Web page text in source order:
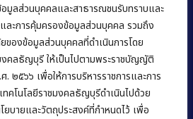
มูลส่วนบุคคลและสาธารณชนรับทราบและ
และการคุ้มครองข้อมูลส่วนบุคคล รวมถึง
ของข้อมูลส่วนบุคคลที่ดำเนินการโดย
งคลธัญบุรี ให้เป็นไปตามพระราชบัญญัติ
๒๕๖๖ เพื่อให้การบริหารราชการและการ
คโนโลยีราชมงคลธัญบุรีดำเนินไปด้วย
ยบายและวัตถุประสงค์ที่กำหนดไว้ เพื่อ
มธานี 12120
,+66 (0) 2549 3241